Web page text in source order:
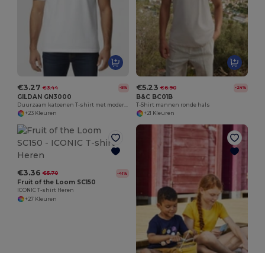
€3.27 €3.44 -5%
GILDAN GN3000
+23 Kleuren
€5.23 €6.90 -24%
B&C BC01B
T-Shirt mannen ronde hals
+21 Kleuren
€3.36 €5.70 -41%
Fruit of the Loom SC150
ICONIC T-shirt Heren
+27 Kleuren